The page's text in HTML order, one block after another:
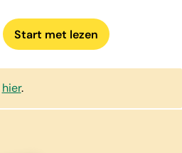
Start met lezen
hier.